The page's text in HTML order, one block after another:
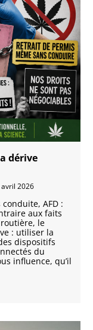
dérive
2026
AFD :
aux faits
le
: utiliser la
dispositifs
du
influence, qu’il